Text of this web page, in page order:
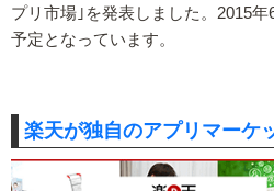
プリ市場｣を発表しました。2015
予定となっています。
楽天が独自のアプリマーケ